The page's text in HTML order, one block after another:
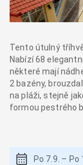
Tento útulný
Nabízí 68
některé mají
2 bazény,
na pláži, stejně
formou pestrého
Po 7.9. – Po